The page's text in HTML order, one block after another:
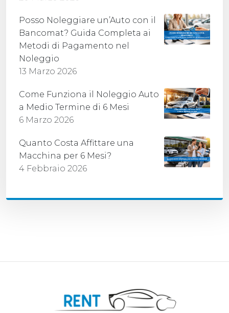
Posso Noleggiare un’Auto con il
Bancomat? Guida Completa ai
Metodi di Pagamento nel
Noleggio
13 Marzo 2026
Come Funziona il Noleggio Auto
a Medio Termine di 6 Mesi
6 Marzo 2026
Quanto Costa Affittare una
Macchina per 6 Mesi?
4 Febbraio 2026